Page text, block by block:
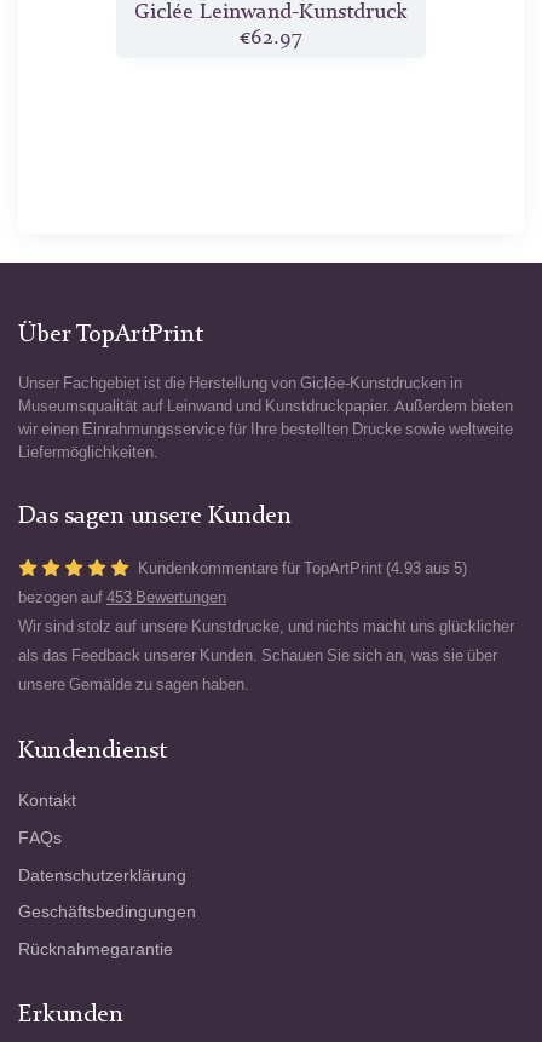
Giclée Leinwand-Kunstdruck
€62.97
Über TopArtPrint
Unser Fachgebiet ist die Herstellung von Giclée-Kunstdrucken in
Museumsqualität auf Leinwand und Kunstdruckpapier. Außerdem bieten
wir einen Einrahmungsservice für Ihre bestellten Drucke sowie weltweite
Liefermöglichkeiten.
Das sagen unsere Kunden
Kundenkommentare für TopArtPrint (4.93 aus 5)
bezogen auf 453 Bewertungen
Wir sind stolz auf unsere Kunstdrucke, und nichts macht uns glücklicher
als das Feedback unserer Kunden. Schauen Sie sich an, was sie über
unsere Gemälde zu sagen haben.
Kundendienst
Kontakt
FAQs
Datenschutzerklärung
Geschäftsbedingungen
Rücknahmegarantie
Erkunden